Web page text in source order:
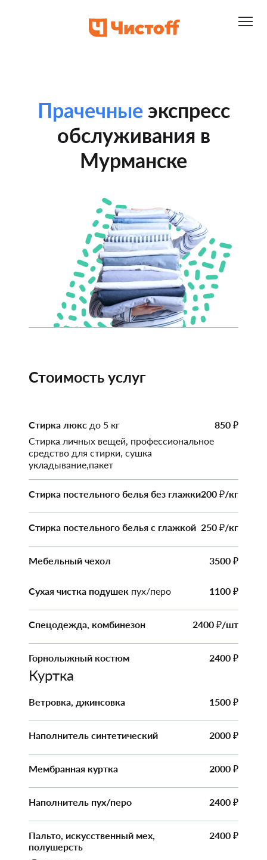
Прачечные экспресс
обслуживания в
Мурманске
Стоимость услуг
Стирка люкс до 5 кг
Стирка личных вещей, профессиональное
средство для стирки, сушка
укладывание,пакет
850 ₽
Стирка постельного белья без глажки200 ₽/кг
Стирка постельного белья с глажкой 250 ₽/кг
Мебельный чехол 3500 ₽
Сухая чистка подушек пух/перо 1100 ₽
Спецодежда, комбинезон 2400 ₽/шт
Горнолыжный костюм 2400 ₽
Куртка
Ветровка, джинсовка 1500 ₽
Наполнитель синтетический 2000 ₽
Мембранная куртка 2000 ₽
Наполнитель пух/перо 2400 ₽
Пальто, искусственный мех,
полушерсть
2400 ₽